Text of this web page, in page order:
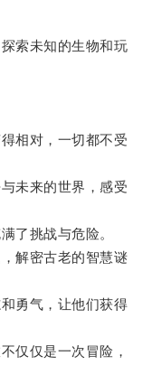
索未知的生物和玩
相对，一切都不受
未来的世界，感受
挑战与危险。
解密古老的智慧谜
勇气，让他们获得
仅是一次冒险，